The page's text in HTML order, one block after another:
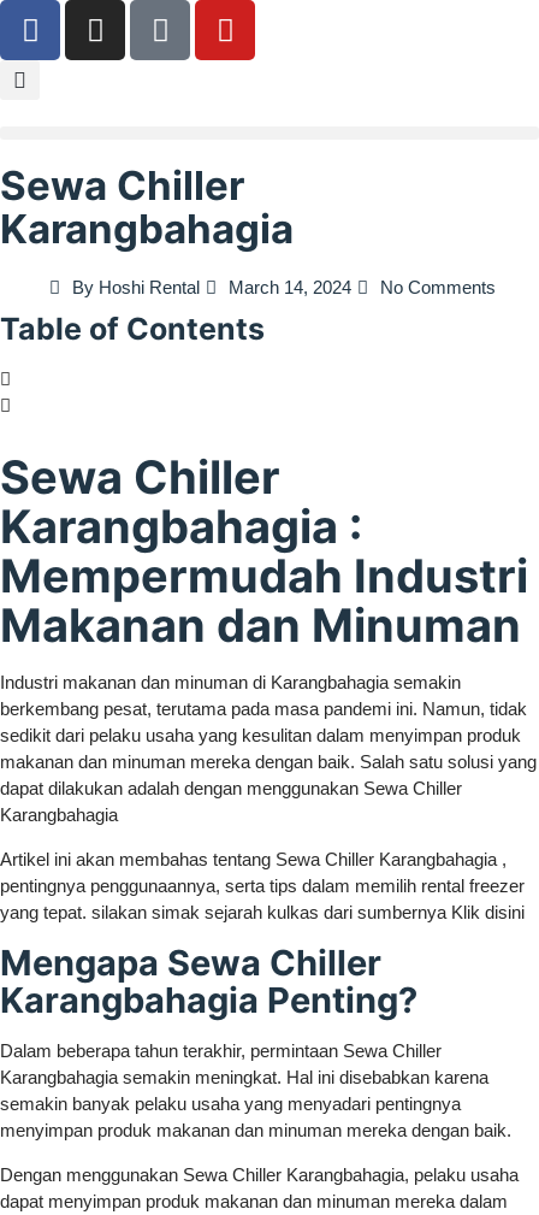
Sewa Chiller
Karangbahagia
By Hoshi Rental March 14, 2024 No Comments
Table of Contents
Sewa Chiller
Karangbahagia :
Mempermudah Industri
Makanan dan Minuman
Industri makanan dan minuman di Karangbahagia semakin
berkembang pesat, terutama pada masa pandemi ini. Namun, tidak
sedikit dari pelaku usaha yang kesulitan dalam menyimpan produk
makanan dan minuman mereka dengan baik. Salah satu solusi yang
dapat dilakukan adalah dengan menggunakan Sewa Chiller
Karangbahagia
Artikel ini akan membahas tentang Sewa Chiller Karangbahagia ,
pentingnya penggunaannya, serta tips dalam memilih rental freezer
yang tepat. silakan simak sejarah kulkas dari sumbernya Klik disini
Mengapa Sewa Chiller
Karangbahagia Penting?
Dalam beberapa tahun terakhir, permintaan Sewa Chiller
Karangbahagia semakin meningkat. Hal ini disebabkan karena
semakin banyak pelaku usaha yang menyadari pentingnya
menyimpan produk makanan dan minuman mereka dengan baik.
Dengan menggunakan Sewa Chiller Karangbahagia, pelaku usaha
dapat menyimpan produk makanan dan minuman mereka dalam